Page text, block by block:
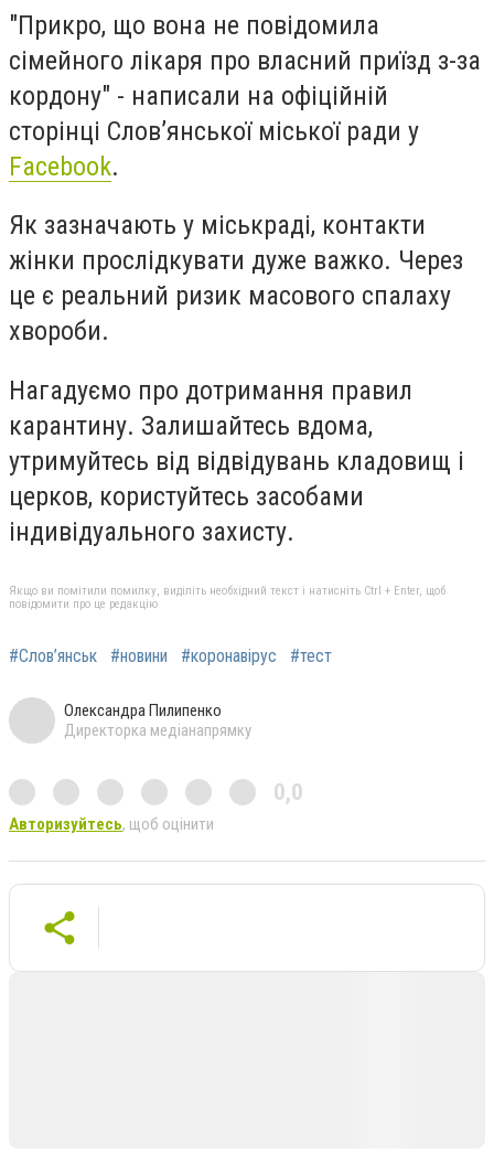
"Прикро, що вона не повідомила
сімейного лікаря про власний приїзд з-за
кордону" - написали на офіційній
сторінці Слов’янської міської ради у
Facebook.
Як зазначають у міськраді, контакти
жінки прослідкувати дуже важко. Через
це є реальний ризик масового спалаху
хвороби.
Нагадуємо про дотримання правил
карантину. Залишайтесь вдома,
утримуйтесь від відвідувань кладовищ і
церков, користуйтесь засобами
індивідуального захисту.
Якщо ви помітили помилку, виділіть необхідний текст і натисніть Ctrl + Enter, щоб
повідомити про це редакцію
#Слов’янськ #новини #коронавірус #тест
Олександра Пилипенко
Директорка медіанапрямку
0,0
Авторизуйтесь, щоб оцінити